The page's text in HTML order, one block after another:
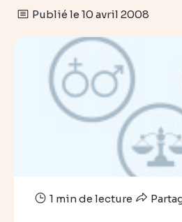
Publié le 10 avril 2008
1 min de lecture